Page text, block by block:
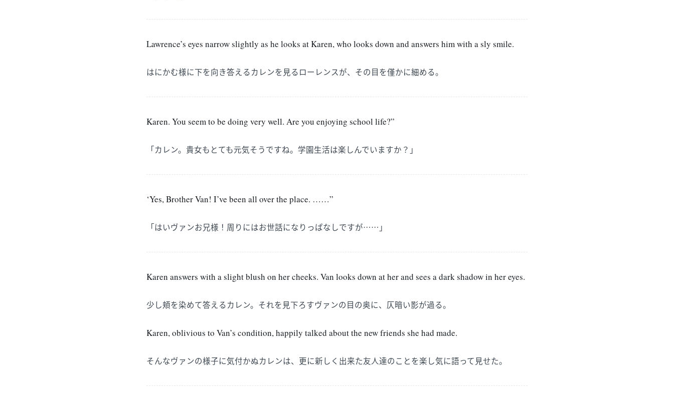
Lawrence’s eyes narrow slightly as he looks at Karen, who looks down and answers him with a sly smile.
はにかむ様に下を向き答えるカレンを見るローレンスが、その目を僅かに細める。
Karen. You seem to be doing very well. Are you enjoying school life?”
「カレン。貴女もとても元気そうですね。学園生活は楽しんでいますか？」
‘Yes, Brother Van! I’ve been all over the place. ……”
「はいヴァンお兄様！周りにはお世話になりっぱなしですが……」
Karen answers with a slight blush on her cheeks. Van looks down at her and sees a dark shadow in her eyes.
少し頬を染めて答えるカレン。それを見下ろすヴァンの目の奥に、仄暗い影が過る。
Karen, oblivious to Van’s condition, happily talked about the new friends she had made.
そんなヴァンの様子に気付かぬカレンは、更に新しく出来た友人達のことを楽し気に語って見せた。